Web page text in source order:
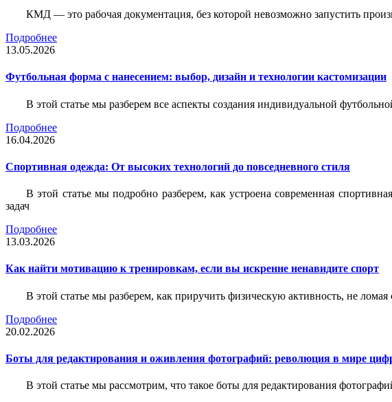
КМД — это рабочая документация, без которой невозможно запустить
Подробнее
13.05.2026
Футбольная форма с нанесением: выбор, дизайн и технологии кастомизации
В этой статье мы разберем все аспекты создания индивидуальной
Подробнее
16.04.2026
Спортивная одежда: От высоких технологий до повседневного стиля
В этой статье мы подробно разберем, как устроена современная
задач
Подробнее
13.03.2026
Как найти мотивацию к тренировкам, если вы искренне ненавидите спорт
В этой статье мы разберем, как приручить физическую активность, не ломая
Подробнее
20.02.2026
Боты для редактирования и оживления фотографий: революция в мире
В этой статье мы рассмотрим, что такое боты для редактирования